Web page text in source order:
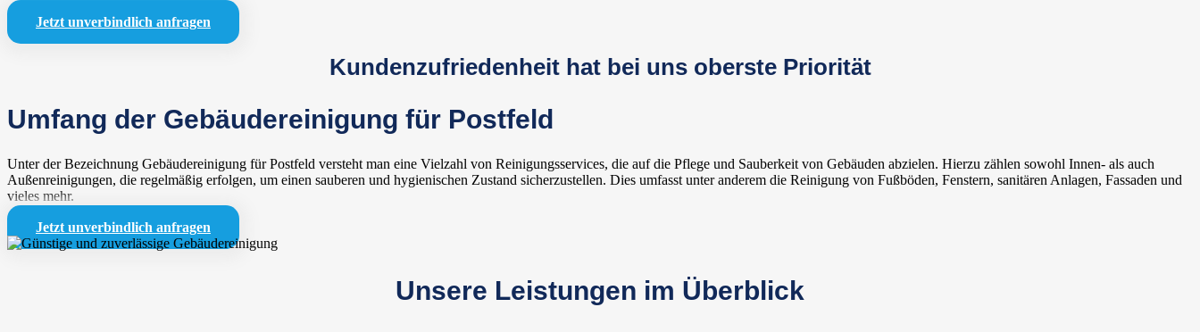
Jetzt unverbindlich anfragen
Kundenzufriedenheit hat bei uns oberste Priorität
Umfang der Gebäudereinigung für Postfeld
Unter der Bezeichnung Gebäudereinigung für Postfeld versteht man eine Vielzahl von Reinigungsservices, die auf die Pflege und Sauberkeit von Gebäuden abzielen. Hierzu zählen sowohl Innen- als auch
Außenreinigungen, die regelmäßig erfolgen, um einen sauberen und hygienischen Zustand sicherzustellen. Dies umfasst unter anderem die Reinigung von Fußböden, Fenstern, sanitären Anlagen, Fassaden und
vieles mehr.
Jetzt unverbindlich anfragen
Unsere Leistungen im Überblick